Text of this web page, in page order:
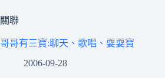
關聯
哥哥有三寶:聊天、歌唱、耍耍寶
2006-09-28